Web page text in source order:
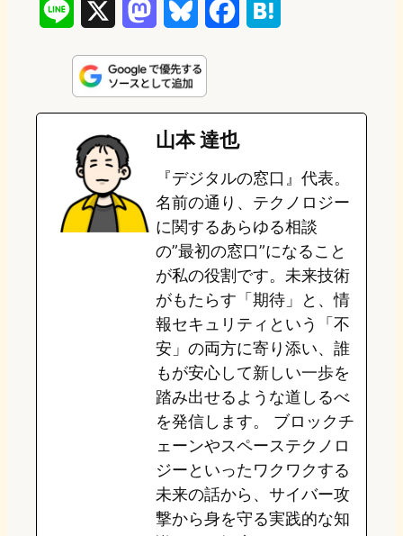
n
e
s
t
o
o
n
u
e
s
k
e
b
o
o
k
e
a
山本 達也
『デジタルの窓口』代表。
名前の通り、テクノロジー
に関するあらゆる相談
の”最初の窓口”になること
が私の役割です。未来技術
がもたらす「期待」と、情
報セキュリティという「不
安」の両方に寄り添い、誰
もが安心して新しい一歩を
踏み出せるような道しるべ
を発信します。 ブロックチ
ェーンやスペーステクノロ
ジーといったワクワクする
未来の話から、サイバー攻
撃から身を守る実践的な知